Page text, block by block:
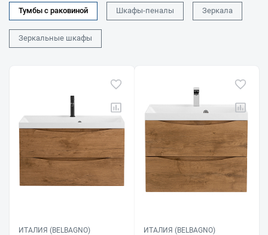
Тумбы с раковиной Шкафы-пеналы Зеркала
Зеркальные шкафы
ИТАЛИЯ (BELBAGNO) ИТАЛИЯ (BELBAGNO)